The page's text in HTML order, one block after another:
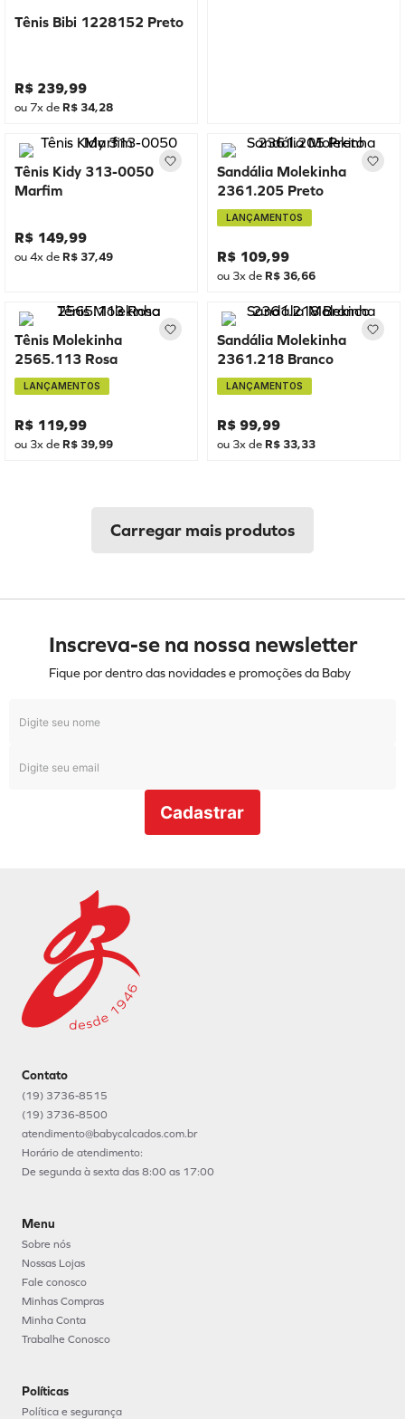
Tênis Bibi 1228152 Preto
R$ 239,99
ou 7x de R$ 34,28
Tênis Kidy 313-0050
Marfim
R$ 149,99
ou4x de R$ 37,49
Sandália Molekinha
2361.205 Preto
LANÇAMENTOS
R$ 109,99
ou 3x de R$ 36,66
Tênis Molekinha
2565.113 Rosa
LANÇAMENTOS
R$ 119,99
ou 3x de R$ 39,99
Sandália Molekinha
2361.218 Branco
LANÇAMENTOS
R$ 99,99
ou 3x de R$ 33,33
Inscreva-se na nossa newsletter
Fique por dentro das novidades e promoções da Baby
Cadastrar
Contato
(19) 3736-8515
(19) 3736-8500
atendimento@babycalcados.com.br
Horário de atendimento:
De segunda à sexta das 8:00 as 17:00
Menu
Sobre nós
Nossas Lojas
Fale conosco
Minhas Compras
Minha Conta
Trabalhe Conosco
Políticas
Política e segurança